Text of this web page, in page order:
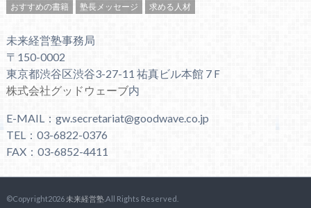
おすすめの書籍 塾長メッセージ 求める人材
未来経営塾事務局
〒150-0002
東京都渋谷区渋谷3-27-11 祐真ビル本館 7Ｆ
株式会社グッドウェーブ内
E-MAIL：gw.secretariat@goodwave.co.jp
TEL：03-6822-0376
FAX：03-6852-4411
©Copyright2026 未来経営塾.All Rights Reserved.